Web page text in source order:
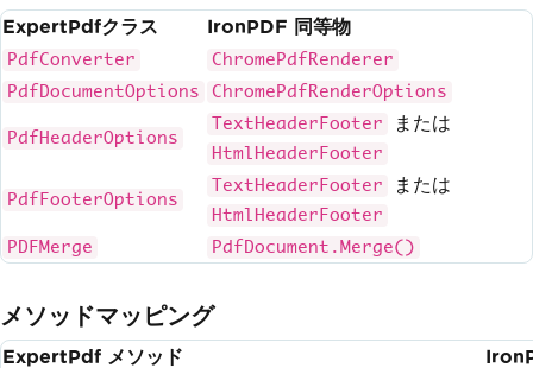
ExpertPdfクラス IronPDF 同等物
PdfConverter
ChromePdfRenderer
PdfDocumentOptions
ChromePdfRenderOptions
PdfHeaderOptions
TextHeaderFooter または
HtmlHeaderFooter
PdfFooterOptions
TextHeaderFooter または
HtmlHeaderFooter
PDFMerge
PdfDocument.Merge()
メソッドマッピング
ExpertPdf メソッド